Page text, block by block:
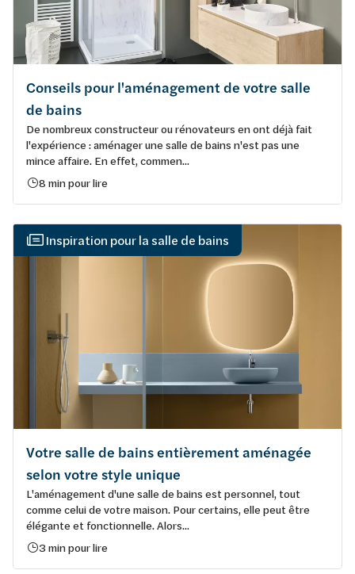
Conseils pour l'aménagement de votre salle
de bains
De nombreux constructeur ou rénovateurs en ont déjà fait
l'expérience : aménager une salle de bains n'est pas une
mince affaire. En effet, commen...
8 min pour lire
Inspiration pour la salle de bains
Votre salle de bains entièrement aménagée
selon votre style unique
L'aménagement d'une salle de bains est personnel, tout
comme celui de votre maison. Pour certains, elle peut être
élégante et fonctionnelle. Alors...
3 min pour lire